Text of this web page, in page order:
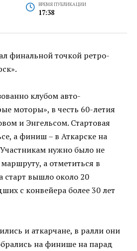
ВРЕМЯ ПУБЛИКАЦИИ
17:38
финальной точкой ретро-
клубом авто-
моторы», в честь 60-летия
и Энгельсом. Стартовая
а финиш – в Аткарске на
нужно было не
а отметиться в
старт вышло около 20
с конвейера более 30 лет
и аткарчане, в ралли они
на финише на парад